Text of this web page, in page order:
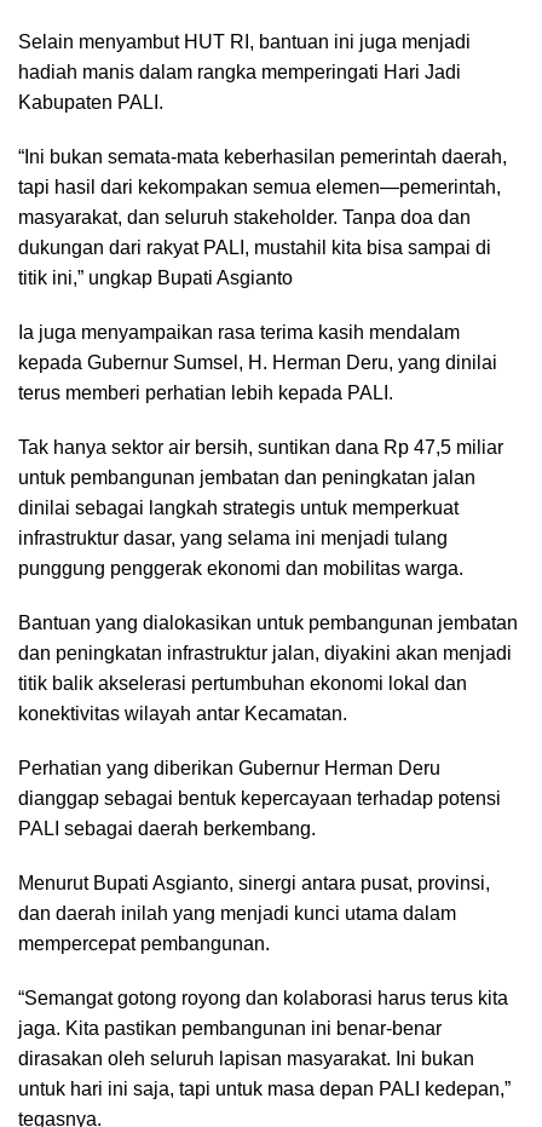
Selain menyambut HUT RI, bantuan ini juga menjadi
hadiah manis dalam rangka memperingati Hari Jadi
Kabupaten PALI.
“Ini bukan semata-mata keberhasilan pemerintah daerah,
tapi hasil dari kekompakan semua elemen—pemerintah,
masyarakat, dan seluruh stakeholder. Tanpa doa dan
dukungan dari rakyat PALI, mustahil kita bisa sampai di
titik ini,” ungkap Bupati Asgianto
Ia juga menyampaikan rasa terima kasih mendalam
kepada Gubernur Sumsel, H. Herman Deru, yang dinilai
terus memberi perhatian lebih kepada PALI.
Tak hanya sektor air bersih, suntikan dana Rp 47,5 miliar
untuk pembangunan jembatan dan peningkatan jalan
dinilai sebagai langkah strategis untuk memperkuat
infrastruktur dasar, yang selama ini menjadi tulang
punggung penggerak ekonomi dan mobilitas warga.
Bantuan yang dialokasikan untuk pembangunan jembatan
dan peningkatan infrastruktur jalan, diyakini akan menjadi
titik balik akselerasi pertumbuhan ekonomi lokal dan
konektivitas wilayah antar Kecamatan.
Perhatian yang diberikan Gubernur Herman Deru
dianggap sebagai bentuk kepercayaan terhadap potensi
PALI sebagai daerah berkembang.
Menurut Bupati Asgianto, sinergi antara pusat, provinsi,
dan daerah inilah yang menjadi kunci utama dalam
mempercepat pembangunan.
“Semangat gotong royong dan kolaborasi harus terus kita
jaga. Kita pastikan pembangunan ini benar-benar
dirasakan oleh seluruh lapisan masyarakat. Ini bukan
untuk hari ini saja, tapi untuk masa depan PALI kedepan,”
tegasnya.